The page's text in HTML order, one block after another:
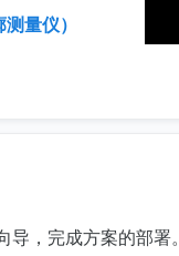
量仪）
，完成方案的部署。